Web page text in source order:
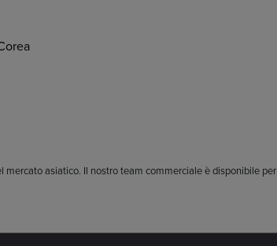
asiatico. Il nostro team commerciale è disponibile per